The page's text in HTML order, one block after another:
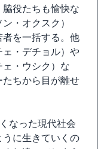
役たちも愉快な
・オクスク）
を一括する。他
・デチョル）や
・ウシク）な
たちから目が離せ
なった現代社会
に生きていくの